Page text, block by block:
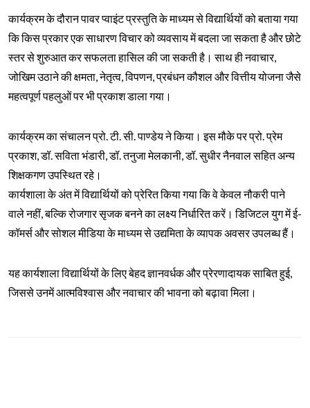
कार्यक्रम के दौरान पावर प्वाइंट प्रस्तुति के माध्यम से विद्यार्थियों को बताया गया
कि किस प्रकार एक साधारण विचार को व्यवसाय में बदला जा सकता है और छोटे
स्तर से शुरुआत कर सफलता हासिल की जा सकती है। साथ ही नवाचार,
जोखिम उठाने की क्षमता, नेतृत्व, विपणन, प्रबंधन कौशल और वित्तीय योजना जैसे
महत्वपूर्ण पहलुओं पर भी प्रकाश डाला गया।
कार्यक्रम का संचालन प्रो. टी. सी. पाण्डेय ने किया। इस मौके पर प्रो. प्रेम
प्रकाश, डॉ. सविता भंडारी, डॉ. तनुजा मेलकानी, डॉ. सुधीर नैनवाल सहित अन्य
शिक्षकगण उपस्थित रहे।
कार्यशाला के अंत में विद्यार्थियों को प्रेरित किया गया कि वे केवल नौकरी पाने
वाले नहीं, बल्कि रोजगार सृजक बनने का लक्ष्य निर्धारित करें। डिजिटल युग में ई-
कॉमर्स और सोशल मीडिया के माध्यम से उद्यमिता के व्यापक अवसर उपलब्ध हैं।
यह कार्यशाला विद्यार्थियों के लिए बेहद ज्ञानवर्धक और प्रेरणादायक साबित हुई,
जिससे उनमें आत्मविश्वास और नवाचार की भावना को बढ़ावा मिला।